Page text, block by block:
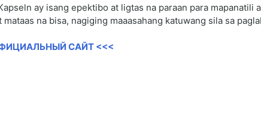
ay isang epektibo at ligtas na paraan para
mataas na bisa, nagiging maaasahang katuwang sila sa
САЙТ <<<